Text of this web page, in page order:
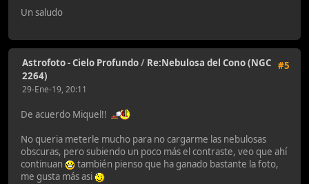
Un saludo
#5
Astrofoto - Cielo Profundo/ Re:Nebulosa del Cono (NGC
2264)
29-Ene-19, 20:11
De acuerdo Miquel!!
No queria meterle mucho para no cargarme las nebulosas
obscuras, pero subiendo un poco más el contraste, veo que ahí
continuan
también pienso que ha ganado bastante la foto,
me gusta más asi